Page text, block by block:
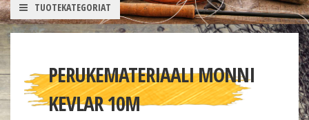
TUOTEKATEGORIAT
PERUKEMATERIAALI MONNI
KEVLAR 10M